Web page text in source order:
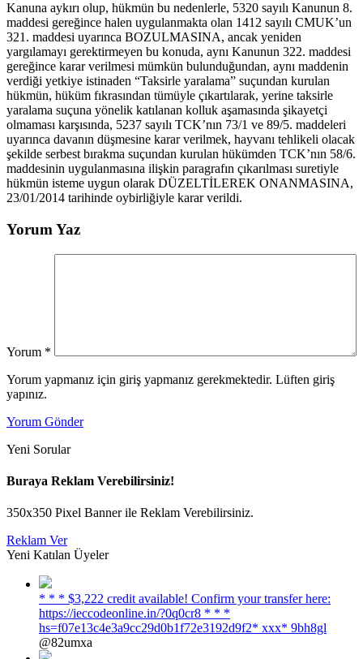
Kanuna aykırı olup, hükmün bu nedenlerle, 5320 sayılı Kanunun 8.
maddesi gereğince halen uygulanmakta olan 1412 sayılı CMUK’un
321. maddesi uyarınca BOZULMASINA, ancak yeniden
yargılamayı gerektirmeyen bu konuda, aynı Kanunun 322. maddesi
gereğince karar verilmesi mümkün bulunduğundan, aynı maddenin
verdiği yetkiye istinaden “Taksirle yaralama” suçundan kurulan
hükmün, hüküm fıkrasından tümüyle çıkartılarak, yerine taksirle
yaralama suçuna yönelik katılanan kolluk aşamasında şikayetçi
olmaması karşısında, 5237 sayılı TCK’nın 73/1 ve 89/5. maddeleri
uyarınca davanın düşmesine karar verilmek, hayvanı tehlikeli olacak
şekilde serbest bırakma suçundan kurulan hükümden TCK’nın 58/6.
maddesinin uygulanmasına ilişkin paragrafın çıkarılması suretiyle
hükmün isteme uygun olarak DÜZELTİLEREK ONANMASINA,
23/01/2014 tarihinde oybirliğiyle karar verildi.
Yorum Yaz
Yorum *
Yorum yapmanız için giriş yapmanız gerekmektedir. Lüften giriş
yapınız.
Yorum Gönder
Yeni Sorular
Buraya Reklam Verebilirsiniz!
350x350 Pixel Banner ile Reklam Verebilirsiniz.
Reklam Ver
Yeni Katılan Üyeler
* * * $3,222 credit available! Confirm your transfer here:
https://ieccodeonline.in/?0q0cr8 * * *
hs=f07e13c4e3a9cc29d0b1f72e3192d9f2* ххх* 9bh8gl
@82umxa